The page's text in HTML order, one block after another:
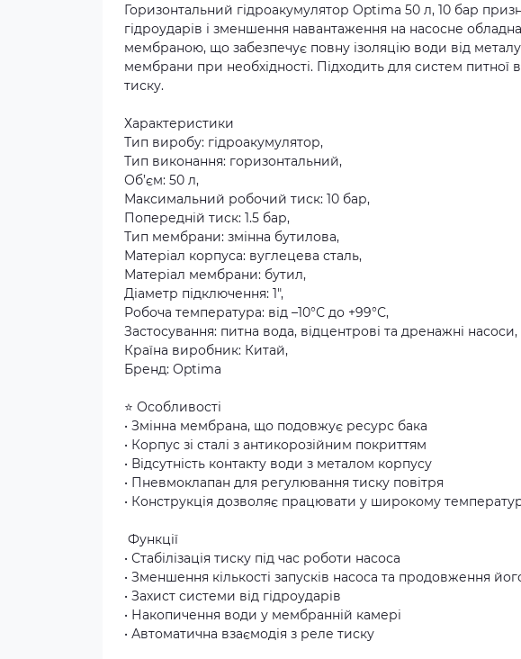
Горизонтальний гідроакумулятор Optima 50 л, 10 бар
гідроударів і зменшення навантаження на насосне
мембраною, що забезпечує повну ізоляцію води від
мембрани при необхідності. Підходить для систем питної
тиску.
Характеристики
Тип виробу: гідроакумулятор,
Тип виконання: горизонтальний,
Об’єм: 50 л,
Максимальний робочий тиск: 10 бар,
Попередній тиск: 1.5 бар,
Тип мембрани: змінна бутилова,
Матеріал корпуса: вуглецева сталь,
Матеріал мембрани: бутил,
Діаметр підключення: 1″,
Робоча температура: від –10°С до +99°С,
Застосування: питна вода, відцентрові та дренажні
Країна виробник: Китай,
Бренд: Optima
⭐ Особливості
• Змінна мембрана, що подовжує ресурс бака
• Корпус зі сталі з антикорозійним покриттям
• Відсутність контакту води з металом корпусу
• Пневмоклапан для регулювання тиску повітря
• Конструкція дозволяє працювати у широкому
️ Функції
• Стабілізація тиску під час роботи насоса
• Зменшення кількості запусків насоса та продовження
• Захист системи від гідроударів
• Накопичення води у мембранній камері
• Автоматична взаємодія з реле тиску